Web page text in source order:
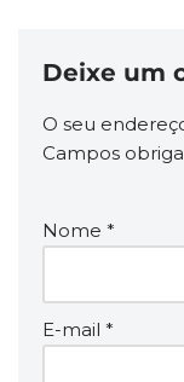
Deixe um
O seu
Campos
Nome *
E-mail *